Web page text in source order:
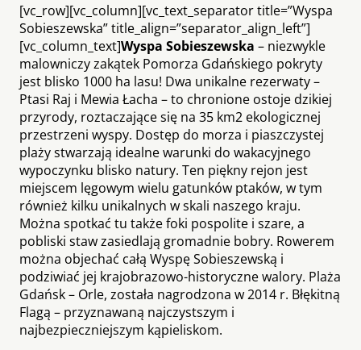
[vc_row][vc_column][vc_text_separator title=”Wyspa
Sobieszewska” title_align=”separator_align_left”]
[vc_column_text]Wyspa Sobieszewska – niezwykle
malowniczy zakątek Pomorza Gdańskiego pokryty
jest blisko 1000 ha lasu! Dwa unikalne rezerwaty –
Ptasi Raj i Mewia Łacha – to chronione ostoje dzikiej
przyrody, roztaczające się na 35 km2 ekologicznej
przestrzeni wyspy. Dostęp do morza i piaszczystej
plaży stwarzają idealne warunki do wakacyjnego
wypoczynku blisko natury. Ten piękny rejon jest
miejscem lęgowym wielu gatunków ptaków, w tym
również kilku unikalnych w skali naszego kraju.
Można spotkać tu także foki pospolite i szare, a
pobliski staw zasiedlają gromadnie bobry. Rowerem
można objechać całą Wyspę Sobieszewską i
podziwiać jej krajobrazowo-historyczne walory. Plaża
Gdańsk – Orle, została nagrodzona w 2014 r. Błękitną
Flagą – przyznawaną najczystszym i
najbezpieczniejszym kąpieliskom.